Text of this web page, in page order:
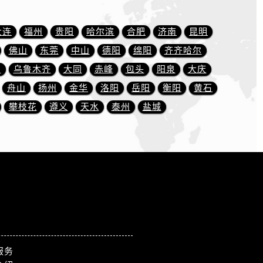
连 福州 贵阳 哈尔滨 合肥 济南
昆明
佛山
东莞 中山 德阳 绵阳
齐齐哈尔
乌鲁木齐 大同 赤峰 包头 阳泉
大庆
舟山
扬州 金华 洛阳 岳阳 衡阳
黄石
攀枝花
遵义 天水 泰州 盐城
务